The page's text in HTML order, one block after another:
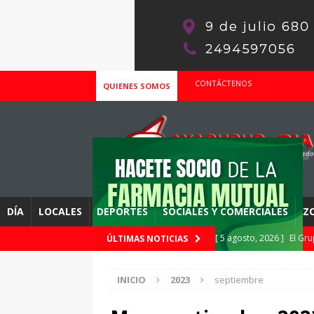
QUIENES SOMOS CONTÁCTENOS
DÍA LOCALES DEPORTES SOCIALES Y COMERCIALES
ÚLTIMAS NOTICIAS [ 5 agosto, 2026 ] El
[ 5 agosto, 2026 ]
de Salta
DEPORTES
INICIO 2023 septiembre